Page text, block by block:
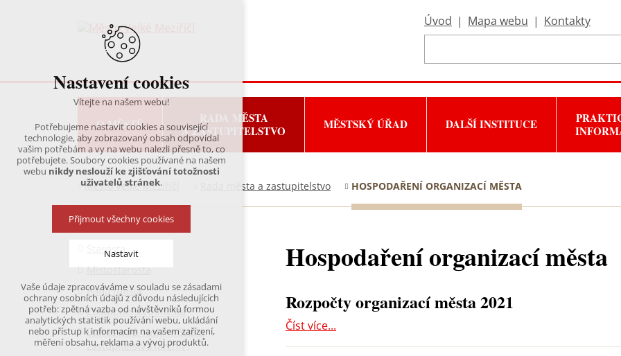
Úvod | Mapa webu | Kontakty
O MĚSTĚ
RADA MĚSTA
A ZASTUPITELSTVO
MĚSTSKÝ ÚŘAD DALŠÍ INSTITUCE
Město Velké Meziříčí Rada města a zastupitelstvo HOSPODAŘENÍ ORGANIZACÍ MĚSTA
Hospodaření organizací města
Rozpočty organizací města 2021
Číst více...
Starosta
Místostarosta
Rada města
Zastupitelstvo města
Starostové, rady města a
zastupitelstva (archiv)
Nastavení cookies
Vítejte na našem webu!
Potřebujeme nastavit cookies a související
technologie, aby zobrazovaný obsah odpovídal
vašim potřebám a vy na webu nalezli přesně to, co
potřebujete. Soubory cookies používané na našem
webu nikdy neslouží ke zjišťování totožnosti
uživatelů stránek.
Přijmout všechny cookies
Nastavit
Technická cookies
nutná pro provozování webu
udržení kontextu stránek (session): případná
přihlášení, volby jazyka, apod.
Vaše údaje zpracováváme v souladu se zásadami
ochrany osobních údajů z důvodu následujících
potřeb: zpětná vazba od návštěvníků formou
analytických statistik používání webu, ukládání
nebo přístup k informacím na vašem zařízení,
měření obsahu, reklama a vývoj produktů.